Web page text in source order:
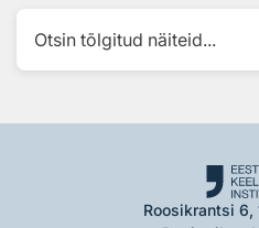
Otsin tõlgitud näiteid...
Roosikrantsi 6,